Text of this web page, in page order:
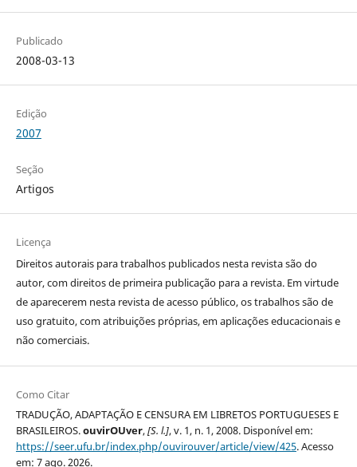
Publicado
2008-03-13
Edição
2007
Seção
Artigos
Licença
Direitos autorais para trabalhos publicados nesta revista são do
autor, com direitos de primeira publicação para a revista. Em virtude
de aparecerem nesta revista de acesso público, os trabalhos são de
uso gratuito, com atribuições próprias, em aplicações educacionais e
não comerciais.
Como Citar
TRADUÇÃO, ADAPTAÇÃO E CENSURA EM LIBRETOS PORTUGUESES E
BRASILEIROS.ouvirOUver,[S. l.], v. 1, n. 1, 2008. Disponível em:
https://seer.ufu.br/index.php/ouvirouver/article/view/425. Acesso
em: 7 ago. 2026.